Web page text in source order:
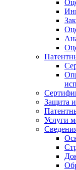
Защита
Услуги